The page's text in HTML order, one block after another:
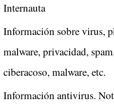
Internauta
Información sobre virus,
malware, privacidad,
ciberacoso, malware, etc.
Información antivirus.